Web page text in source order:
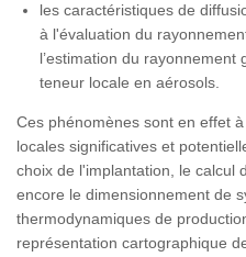
les caractéristiques de
à l'évaluation du
l’estimation du
teneur locale en aérosols.
Ces phénomènes sont en effet
locales significatives et
choix de l'implantation, le calcul
encore le dimensionnement de
thermodynamiques de
représentation cartographique